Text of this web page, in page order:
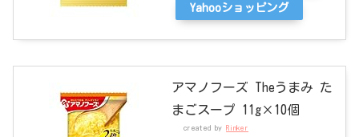
Yahooショッピング
アマノフーズ Theうまみ た
まごスープ 11g×10個
created by Rinker